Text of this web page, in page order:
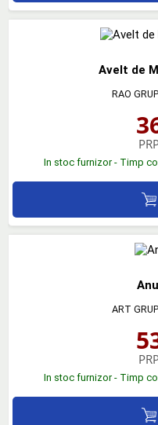
Avelt de
RAO
In stoc furnizor - Timp
ART
In stoc furnizor - Timp